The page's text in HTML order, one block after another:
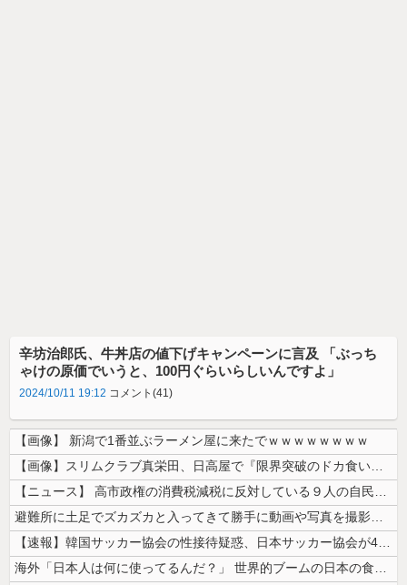
辛坊治郎氏、牛丼店の値下げキャンペーンに言及 「ぶっち
ゃけの原価でいうと、100円ぐらいらしいんですよ」
2024/10/11 19:12 コメント(41)
【画像】 新潟で1番並ぶラーメン屋に来たでｗｗｗｗｗｗｗｗ
【画像】スリムクラブ真栄田、日高屋で『限界突破のドカ食い』を披露するｗ...
【ニュース】 高市政権の消費税減税に反対している９人の自民党議員が全て...
避難所に土足でズカズカと入ってきて勝手に動画や写真を撮影したメディア取...
【速報】韓国サッカー協会の性接待疑惑、日本サッカー協会が4人の日本人審...
海外「日本人は何に使ってるんだ？」 世界的ブームの日本の食品、買ってみ...